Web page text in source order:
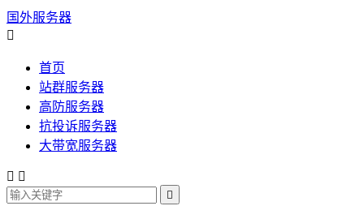
国外服务器

首页
站群服务器
高防服务器
抗投诉服务器
大带宽服务器
 
